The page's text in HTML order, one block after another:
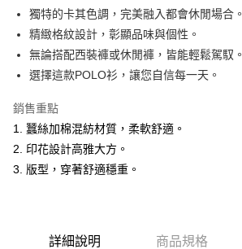
Google Pay
ATM付款
全家取貨付款
每筆NT$60，滿NT$1,200(含以上)免運費
付款後全家取貨
獨特的卡其色調，完美融入都會休閒場合。
精緻格紋設計，彰顯品味與個性。
無論搭配西裝褲或休閒褲，皆能輕鬆駕馭。
選擇這款POLO衫，讓您自信每一天。
銷售重點
1. 蠶絲加棉混紡材質，柔軟舒適。
2. 印花設計高雅大方。
3. 版型，穿著舒適穩重。
詳細說明 商品規格